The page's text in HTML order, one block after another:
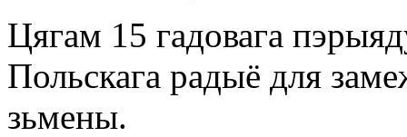
Цягам 15 гадовага
Польскага радыё для
зьмены.